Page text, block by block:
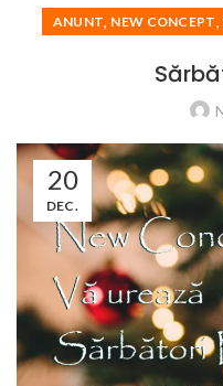
ANUNT, NEW CONCEPT,
20
DEC.